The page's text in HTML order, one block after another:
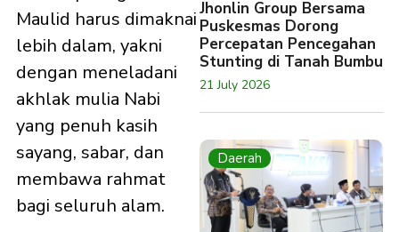
Maulid harus dimaknai
lebih dalam, yakni
dengan meneladani
akhlak mulia Nabi
yang penuh kasih
sayang, sabar, dan
membawa rahmat
bagi seluruh alam.
Jhonlin Group Bersama
Puskesmas Dorong
Percepatan Pencegahan
Stunting di Tanah Bumbu
21 July 2026
Daerah